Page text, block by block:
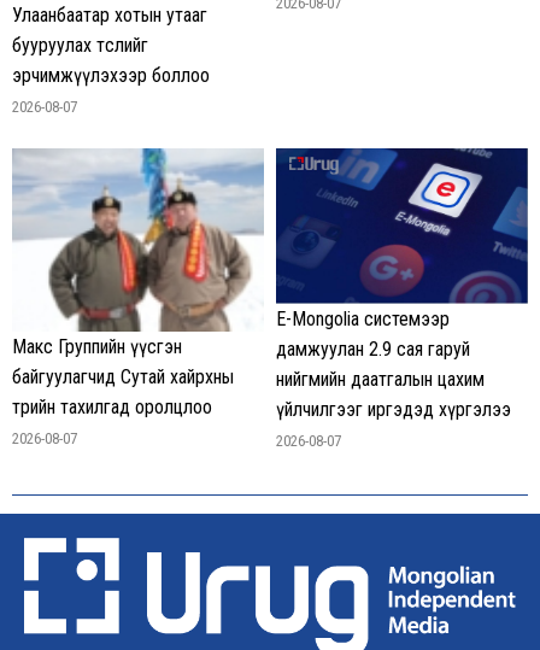
Улаанбаатар хотын утааг
бууруулах төслийг
эрчимжүүлэхээр боллоо
2026-08-07
Макс Группийн үүсгэн
байгуулагчид Сутай хайрхны
төрийн тахилгад оролцлоо
2026-08-07
E-Mongolia системээр
дамжуулан 2.9 сая гаруй
нийгмийн даатгалын цахим
үйлчилгээг иргэдэд хүргэлээ
2026-08-07